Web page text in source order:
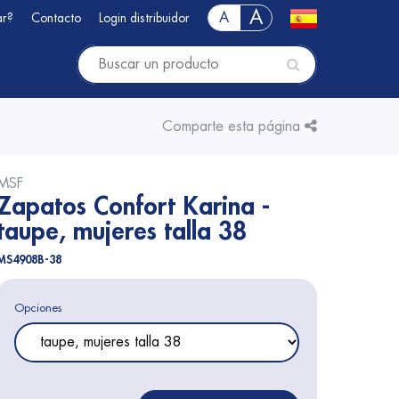
Contacto Login distribuidor A A
Comparte esta página
Confort Karina -
mujeres talla 38
38
Opciones